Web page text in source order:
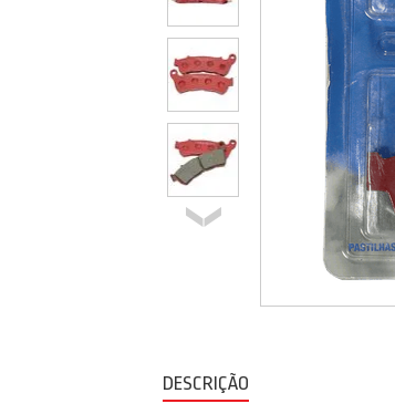
DESCRIÇÃO